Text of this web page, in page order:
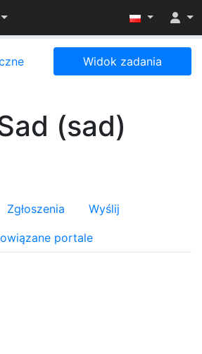
widoczność menu
Widok zadania
(sad)
Zgłoszenia Wyślij
portale